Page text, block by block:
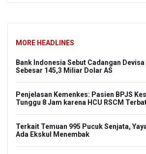
MORE HEADLINES
Bank Indonesia Sebut Cadangan
Sebesar 145,3 Miliar Dolar AS
Penjelasan Kemenkes: Pasien BPJS
Tunggu 8 Jam karena HCU RSCM
Terkait Temuan 995 Pucuk Senjata,
Ada Ekskul Menembak